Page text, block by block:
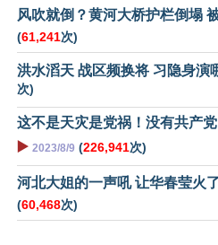
风吹就倒？黄河大桥护栏倒塌
(61,241次)
洪水滔天 战区频换将 习隐身演
次)
这不是天灾是党祸！没有共产
▶️ 2023/8/9 (226,941次)
河北大姐的一声吼 让华春莹火
(60,468次)